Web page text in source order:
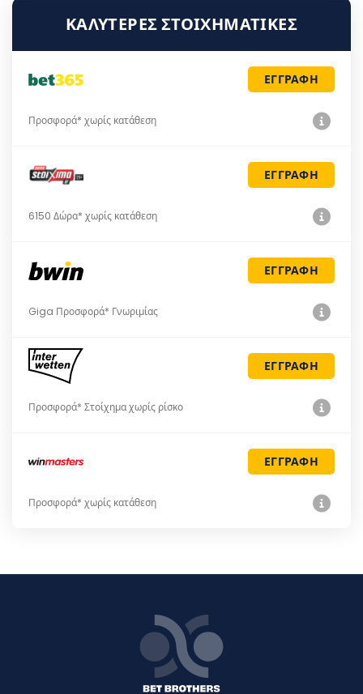
ΚΑΛΎΤΕΡΕΣ ΣΤΟΙΧΗΜΑΤΙΚΈΣ
ΕΓΓΡΑΦΗ
Προσφορά* χωρίς κατάθεση
ΕΓΓΡΑΦΗ
6150 Δώρα* χωρίς κατάθεση
ΕΓΓΡΑΦΗ
Giga Προσφορά* Γνωριμίας
ΕΓΓΡΑΦΗ
Προσφορά* Στοίχημα χωρίς ρίσκο
ΕΓΓΡΑΦΗ
Προσφορά* χωρίς κατάθεση